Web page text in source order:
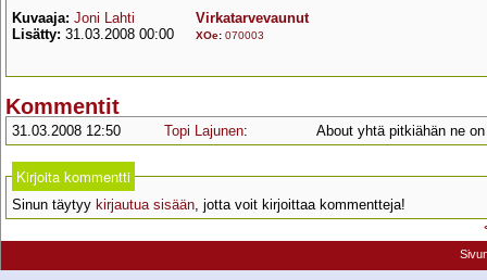
Kuvaaja: Joni Lahti
Lisätty: 31.03.2008 00:00
Virkatarvevaunut
XOe: 070003
Kommentit
31.03.2008 12:50 Topi Lajunen: About yhtä pitkiähän ne
Kirjoita kommentti
Sinun täytyy kirjautua sisään, jotta voit kirjoittaa kommentteja!